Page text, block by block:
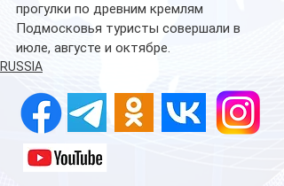
прогулки по древним кремлям
Подмосковья туристы совершали в
июле, августе и октябре.
RUSSIA